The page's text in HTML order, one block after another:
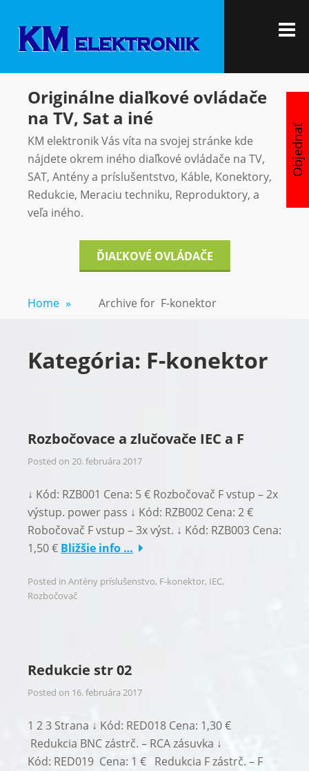
content
Originálne diaľkové ovládače
na TV, Sat a iné
KM elektronik Vás víta na svojej stránke kde
nájdete okrem iného diaľkové ovládače na TV,
SAT, Antény a príslušentstvo, Káble, Konektory,
Redukcie, Meraciu techniku, Reproduktory, a
veľa iného.
ĎIAĽKOVÉ OVLÁDAČE
Home » Archive for F-konektor
Kategória: F-konektor
Rozbočovace a zlučovače IEC a F
Posted on 20. februára 2017
↓ Kód: RZB001 Cena: 5 € Rozbočovač F vstup – 2x
výstup. power pass ↓ Kód: RZB002 Cena: 2 €
Robočovač F vstup – 3x výst. ↓ Kód: RZB003 Cena:
1,50 € Bližšie info …
Posted in Antény príslušenstvo, F-konektor, IEC,
Rozbočovač
Redukcie str 02
Posted on 16. februára 2017
1 2 3 Strana ↓ Kód: RED018 Cena: 1,30 €
Redukcia BNC zástrč. – RCA zásuvka ↓
Kód: RED019 Cena: 1 € Redukcia F zástrč. – F
Objednať